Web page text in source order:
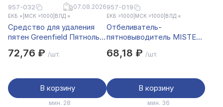
957-032 07.08.2026
ЕКБ × МСК >1000 ВЛД ×
Средство для удаления
пятен Greenfield Пятноль,
72,76 ₽ /шт.
В корзину
мин. 28
957-019
ЕКБ >1000 МСК >1000 ВЛД ×
Отбеливатель-
пятновыводитель MISTER
кислородом, пакет, 300г
68,18 ₽ /шт.
В корзину
мин. 36